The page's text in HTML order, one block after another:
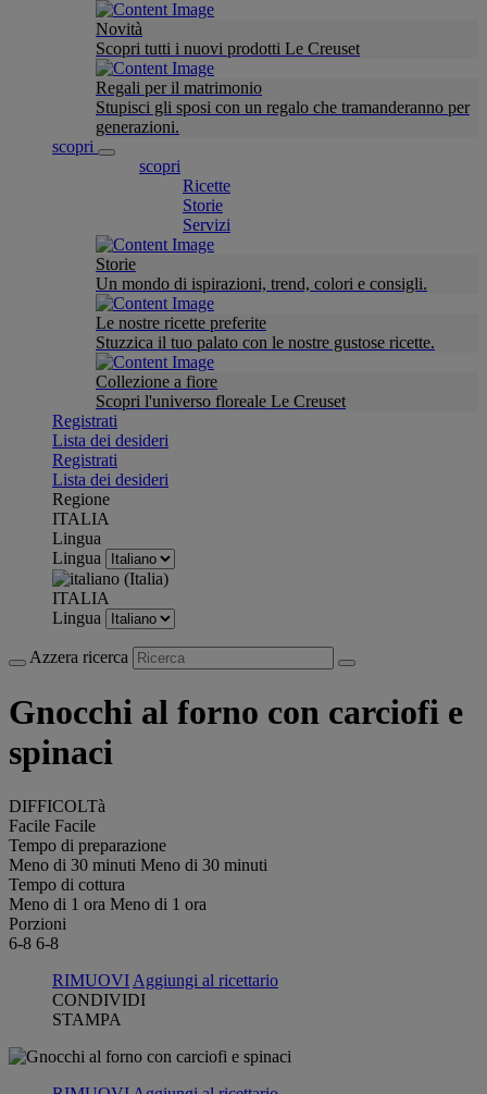
Novità
Scopri tutti i nuovi prodotti Le Creuset
Regali per il matrimonio
Stupisci gli sposi con un regalo che tramanderanno per
generazioni.
scopri
scopri
Ricette
Storie
Servizi
Storie
Un mondo di ispirazioni, trend, colori e consigli.
Le nostre ricette preferite
Stuzzica il tuo palato con le nostre gustose ricette.
Collezione a fiore
Scopri l'universo floreale Le Creuset
Registrati
Lista dei desideri
Registrati
Lista dei desideri
Regione
ITALIA
Lingua
Lingua
ITALIA
Lingua
Azzera ricerca
Gnocchi al forno con carciofi e
spinaci
DIFFICOLTà
Facile Facile
Tempo di preparazione
Meno di 30 minuti Meno di 30 minuti
Tempo di cottura
Meno di 1 ora Meno di 1 ora
Porzioni
6-8 6-8
RIMUOVI Aggiungi al ricettario
CONDIVIDI
STAMPA